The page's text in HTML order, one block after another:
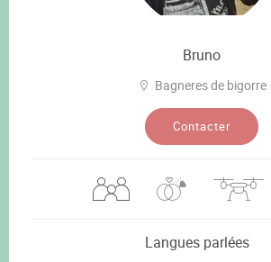
Bruno
Bagneres de bigorre
Contacter
Langues parlées